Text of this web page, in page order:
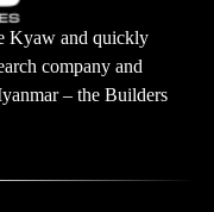
Kyaw and quickly
company and
– the Builders